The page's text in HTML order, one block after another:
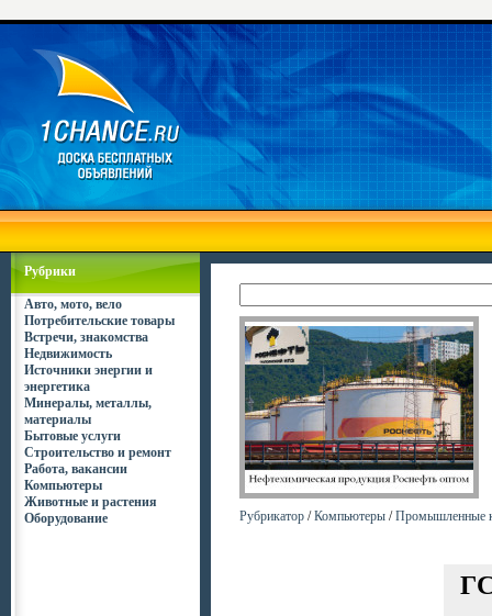
Рубрики
Авто, мото, вело
Потребительские товары
Встречи, знакомства
Недвижимость
Источники энергии и
энергетика
Минералы, металлы,
материалы
Бытовые услуги
Строительство и ремонт
Работа, вакансии
Компьютеры
Животные и растения
Оборудование
Рубрикатор /Компьютеры /Промышленные